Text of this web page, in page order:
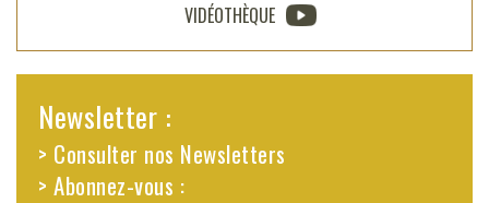
VIDÉOTHÈQUE
Newsletter :
> Consulter nos Newsletters
> Abonnez-vous :